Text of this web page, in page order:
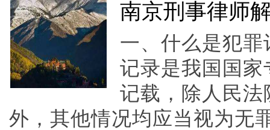
南京刑事律师
一、什么是犯
记录是我国国
记载，除人民
外，其他情况均应当视为无